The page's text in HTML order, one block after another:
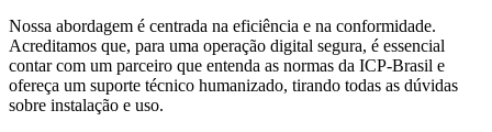
Nossa abordagem é centrada na eficiência e na conformidade.
Acreditamos que, para uma operação digital segura, é essencial
contar com um parceiro que entenda as normas da ICP-Brasil e
ofereça um suporte técnico humanizado, tirando todas as dúvidas
sobre instalação e uso.